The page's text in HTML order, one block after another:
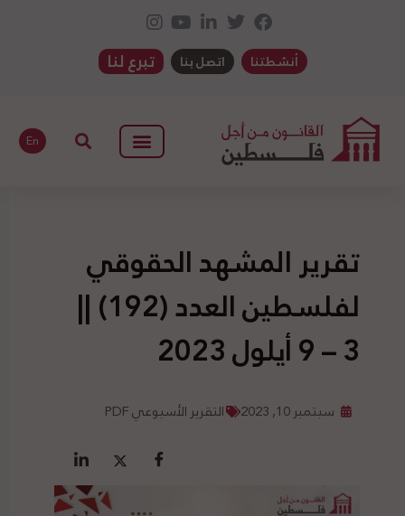
أنشطتنا اتصل بنا تبرع لنا
En
تقرير المشهد الحقوقي
لفلسطين العدد (192) ||
3 – 9 أيلول 2023
سبتمبر 10, 2023 التقرير الأسبوعي PDF